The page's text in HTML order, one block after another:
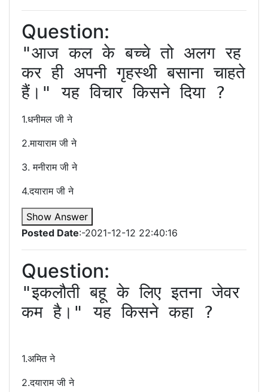
Question:
"आज कल के बच्चे तो अलग रह
कर ही अपनी गृहस्थी बसाना चाहते
हैं।" यह विचार किसने दिया ?
1.धनीमल जी ने
2.मायाराम जी ने
3. मनीराम जी ने
4.दयाराम जी ने
Show Answer
Posted Date:-2021-12-12 22:40:16
Question:
"इकलौती बहू के लिए इतना जेवर
कम है।" यह किसने कहा ?
1.अमित ने
2.दयाराम जी ने